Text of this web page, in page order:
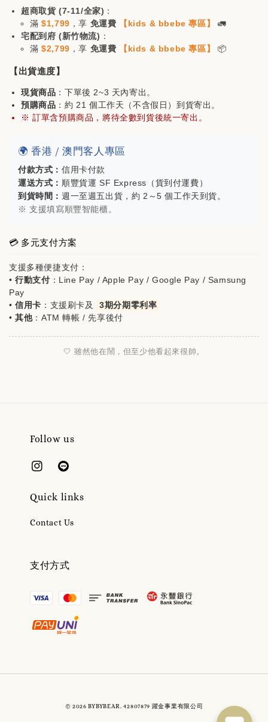
分割帽(購買🐻家任一
NT$ 980
- +
mont-bell配色五分
NT$ 880
超商取貨 (7-11/全家) ：
滿$1,799 ，享 免運費 【kids & bbebe 專區】
🚛
宅配到府 (新竹物流) ：
滿$2,799 ，享 免運費 【kids & bbebe 專區】 📦
【出貨進度】
現貨商品 ：下單後 2~3 天內寄出。
預購商品 ：約 21 個工作天（不含假日）到貨寄出。
※ 訂單含預購商品，將待全數到貨後統一寄出。
🌍 香港 / 澳門客人專區
付款方式： 信用卡付款
運送方式： 順豐貨運 SF Express（貨到付運費）
到貨時間： 週一至週五出貨，約 2～5 個工作天到貨。
※ 支援填寫順豐智能櫃。
💳 多元支付方案
支援多種便捷支付：
•行動支付 ：Line Pay / Apple Pay / Google Pay / Samsung
Pay
•信用卡 ：支援刷卡及
3期分期零利率
•其他：ATM 轉帳 / 先享後付
🤍 雖然他在鬧，但至少他看起來很帥。
Follow us
Quick links
Contact Us
支付方式
© 2026 BYBYBEAR. 42807879 躍金事業有限公司